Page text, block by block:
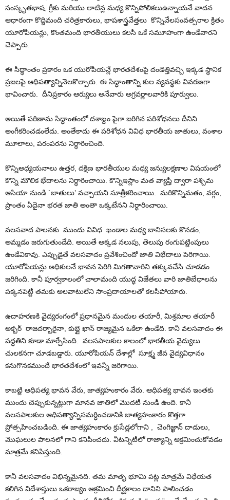
సంస్కృతభాష, గ్రీకు మరియు లాటిన్ల మధ్య కొన్నిపోలికలుఉన్నాయనే వాదన
ఆధారంగా కొద్దిమంది చరిత్రకారులు, భాషశాస్త్రవేత్తలు కొన్నివేలసంవత్సరాల క్రితం
యూరోపియన్లు, కొంతమంది భారతీయులు కలసి ఒకే సమూహంగా ఉండేవారని
చెప్పారు.
ఈ సిద్ధాంతం ప్రకారం ఒక యురోపియన్లే భారతదేశంపై దండెత్తివచ్చి ఇక్కడ స్థానిక
ప్రజలపై ఆధిపత్యాన్నినెలకొల్పారు. ఈ సిద్ధాంతాన్ని కుల వ్యవస్థకు వివరణగా
భావించారు. దీనిప్రకారం ఆర్యులు అనేవారు అగ్రవర్ణాలవారికి పూర్వులు.
అయితే పరిణామ సిద్ధాంతంలో దశాబ్దం పైగా జరిగిన పరిశోధనలు దీనిని
అంగీకరించడంలేదు. అంతేకాదు ఈ పరిశోధన వివిధ భారతీయ జాతులు, వంశాల
మూలాలు, పరంపరను నిర్ధారించింది.
కొన్నిఅధ్యయనాలు ఉత్తర, దక్షిణ భారతీయుల మధ్య జన్యులక్షణాల విషయంలో
కొన్ని మౌలిక భేదాలను నిర్ధారించాయి. కొన్నిఇస్లాం మత వ్యాప్తి ద్వారా పశ్చిమ
ఆసియా నుండి `జాతులు’ వచ్చాయని సూత్రీకరించాయి.
మరికొన్నిమతం, వర్గం,
ప్రాంతం ఏదైనా భరత జాతి అంతా ఒక్కటేనని నిర్ధారించాయి.
వలసవాద పాలనకు ముందు వివిధ ఖండాల మధ్య బానిసలకు కొనడం,
అమ్మడం జరుగుతుండేది. అయితే అక్కడ నలుపు, తెలుపు రంగుపట్టింపులు
ఉండేవికావు. ఎప్పుడైతే వలసవాదం ప్రవేశించిందో జాతి విభేదాలు పెరిగాయి.
యూరోపియన్లు అధికులనే భావన పెరిగి మిగతావారిని తక్కువచేసి చూడడం
జరిగింది. కానీ పూర్వకాలంలో చాలామంది యుద్ధ విజేతలు వారి జాతిబేధాలను
పక్కనపెట్టి తమకు అలవాటులేని సాంప్రదాయాలతో కలసిపోయారు.
ఉదాహరణకి వైద్యరంగంలో ప్రధానమైన మందుల తయారీ, మిశ్రమాల తయారీ
అక్బర్ రాజదర్బారైనా, కుబ్లై ఖాన్ రాజ్యమైన ఒకేలా ఉండేది. కానీ వలసవాదం ఈ
పద్ధతిని కూడా మార్చేసింది. వలసపాలకుల కాలంలో భారతీయ వైద్యులు
చులకనగా చూడబడ్డారు. యూరోపియన్ దేశాల్లో సూక్ష్మ జీవ వైద్యవిధానం
కనుగొనకముందే భారతదేశంలో ఇవన్నీ జరిగాయి.
కాబట్టి ఆధిపత్య భావన వేరు, జాత్యహంకారం వేరు. ఆధిపత్య భావన ఇంతకు
ముందు చెప్పుకున్నట్లుగా మానవ జాతిలో మొదటి నుండి ఉంది. కానీ
వలసపాలకుల ఆధిపత్యాన్నిసమర్ధించడానికి జాత్యహంకారం కొత్తగా
ప్రోత్సహించబడింది. ఈ జాత్యహంకారం క్రుసేడ్లలోగాని , చెంగిజ్ఖాన్ దాడులు
మొఘలుల పాలనలో గాని కనిపించదు. వీటన్నిటిలో రాజ్యాన్ని ఆక్రమించుకోవడం
మాత్రమే కనిపిస్తుంది.
కానీ వలసవాదం విభిన్నమైనది. తమ మాతృ భూమి పట్ల మాత్రమే విధేయత
కలిగిన విదేశాస్తులు ఒకరాజ్యం ఆక్రమించి దీర్ఘకాలం దానిని పాలించడం